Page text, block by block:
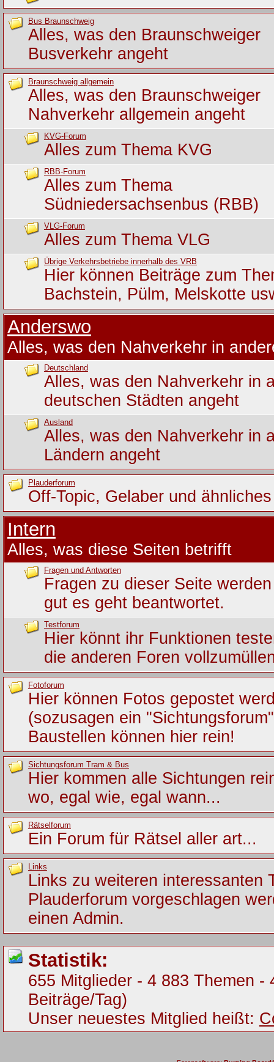
Bus Braunschweig
Alles, was den Braunschweiger
Busverkehr angeht
Braunschweig allgemein
Alles, was den Braunschweiger
Nahverkehr allgemein angeht
KVG-Forum
Alles zum Thema KVG
RBB-Forum
Alles zum Thema
Südniedersachsenbus (RBB)
VLG-Forum
Alles zum Thema VLG
Übrige Verkehrsbetriebe innerhalb des VRB
Hier können Beiträge zum
Bachstein, Pülm, Melskotte
Anderswo
Alles, was den Nahverkehr in
Deutschland
Alles, was den Nahverkehr in
deutschen Städten angeht
Ausland
Alles, was den Nahverkehr in
Ländern angeht
Plauderforum
Off-Topic, Gelaber und ähnliches
Intern
Alles, was diese Seiten betrifft
Fragen und Antworten
Fragen zu dieser Seite
gut es geht beantwortet.
Testforum
Hier könnt ihr Funktionen
die anderen Foren
Fotoforum
Hier können Fotos gepostet
(sozusagen ein
Baustellen können hier rein!
Sichtungsforum Tram & Bus
Hier kommen alle Sichtungen
wo, egal wie, egal wann...
Rätselforum
Ein Forum für Rätsel aller art...
Links
Links zu weiteren interessanten
Plauderforum vorgeschlagen
einen Admin.
Statistik:
655 Mitglieder - 4 883 Themen
Beiträge/Tag)
Unser neuestes Mitglied heißt: